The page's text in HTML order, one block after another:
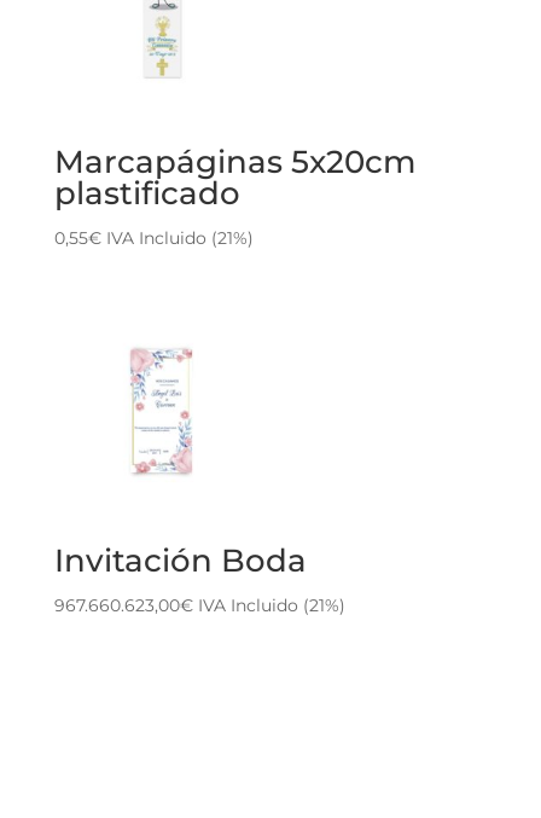
Marcapáginas 5x20cm
plastificado
0,55€ IVA Incluido (21%)
Invitación Boda
967.660.623,00€ IVA Incluido (21%)